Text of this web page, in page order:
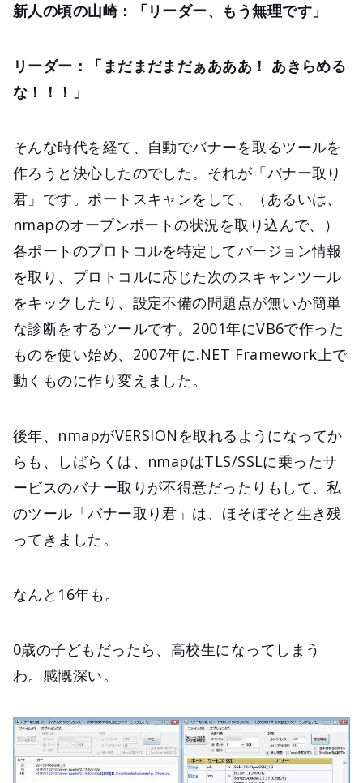
新人の頃の山崎：「リーダー、もう無理です」
リーダー：「まだまだまだぁあああ！ あきらめる
な！！！」
そんな時代を経て、自動でバナーを取るツールを
作ろうと決心したのでした。それが「バナー取り
君」です。ポートスキャンをして、（あるいは、
nmapのオープンポートの状況を取り込んで、）
各ポートのプロトコルを特定してバージョン情報
を取り、プロトコルに応じた次のスキャンツール
をキックしたり、設定不備の問題点が無いか簡単
な診断をするツールです。2001年にVB6で作った
ものを使い始め、2007年に.NET Framework上で
動くものに作り変えました。
後年、nmapがVERSIONを取れるようになってか
らも、しばらくは、nmapはTLS/SSLに乗ったサ
ービスのバナー取りが不得意だったりもして、私
のツール「バナー取り君」は、ほそぼそと生き残
ってきました。
なんと16年も。
0歳の子どもだったら、高校生になってしまう
わ。感慨深い。